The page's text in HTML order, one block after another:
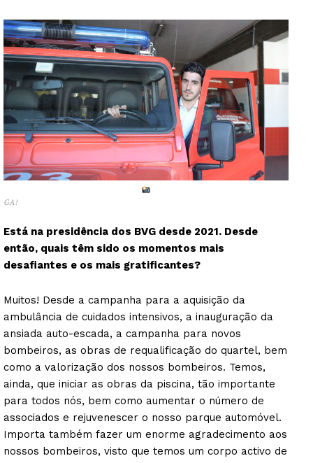
GA!
Está na presidência dos BVG desde 2021. Desde
então, quais têm sido os momentos mais
desafiantes e os mais gratificantes?
Muitos! Desde a campanha para a aquisição da
ambulância de cuidados intensivos, a inauguração da
ansiada auto-escada, a campanha para novos
bombeiros, as obras de requalificação do quartel, bem
como a valorização dos nossos bombeiros. Temos,
ainda, que iniciar as obras da piscina, tão importante
para todos nós, bem como aumentar o número de
associados e rejuvenescer o nosso parque automóvel.
Importa também fazer um enorme agradecimento aos
nossos bombeiros, visto que temos um corpo activo de